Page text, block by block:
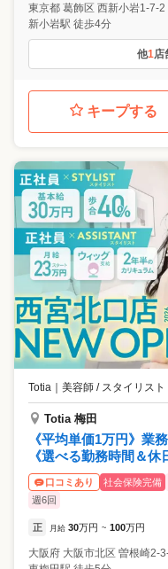
東京都 葛飾区 西新小岩1-7-2
新小岩駅 徒歩4分
他1店
キープする
Totia 美容師 / スタイリスト
Totia 梅田
《平均単価1万円》業
《選べる勤務時間＆休
口コミあり 社会保険完備
週6回
正 月給 30万円 ~ 100万円
大阪府 大阪市北区 曽根崎2-